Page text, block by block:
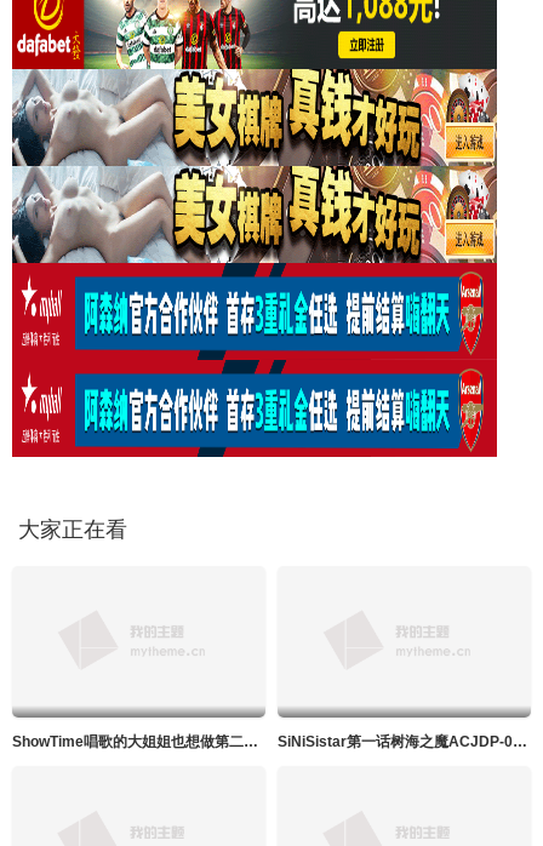
大家正在看
ShowTime唱歌的大姐姐也想做第二季_第08集 SiNiSistar第一话树海之魔ACJDP-0057